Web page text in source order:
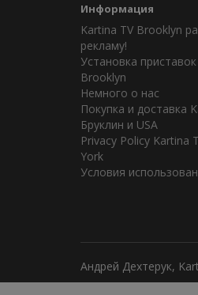
Информация
Kartina TV Brooklyn
рекламу!
Установка
Brooklyn
Немного о нас
Покупка и доставка
Бруклин и USA
Privacy Policy Kartina
York
Условия
Андрей Дехтерук,